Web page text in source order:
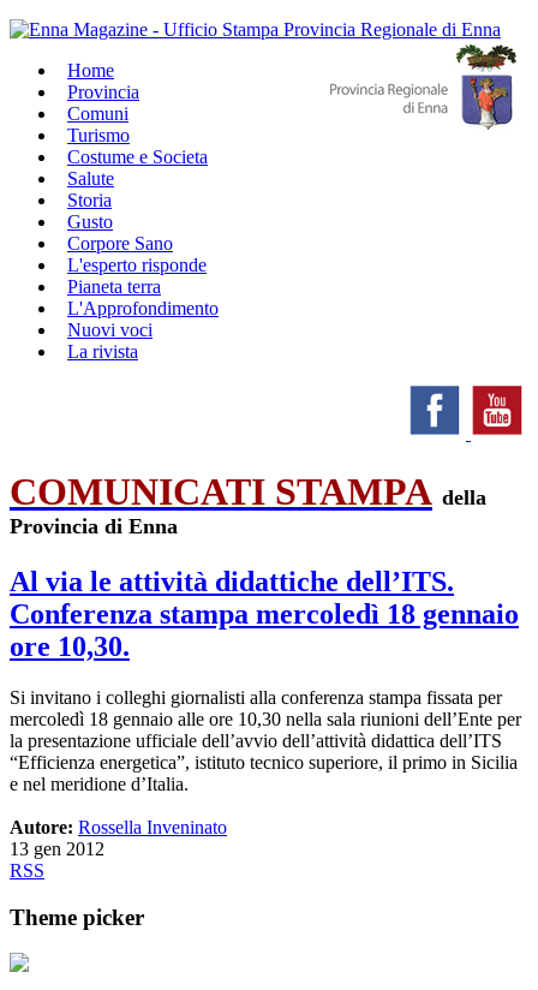
Home
Provincia
Comuni
Turismo
Costume e Societa
Salute
Storia
Gusto
Corpore Sano
L'esperto risponde
Pianeta terra
L'Approfondimento
Nuovi voci
La rivista
COMUNICATI STAMPA della
Provincia di Enna
Al via le attività didattiche dell’ITS.
Conferenza stampa mercoledì 18 gennaio
ore 10,30.
Si invitano i colleghi giornalisti alla conferenza stampa fissata per
mercoledì 18 gennaio alle ore 10,30 nella sala riunioni dell’Ente per
la presentazione ufficiale dell’avvio dell’attività didattica dell’ITS
“Efficienza energetica”, istituto tecnico superiore, il primo in Sicilia
e nel meridione d’Italia.
Autore: Rossella Inveninato
13 gen 2012
RSS
Theme picker